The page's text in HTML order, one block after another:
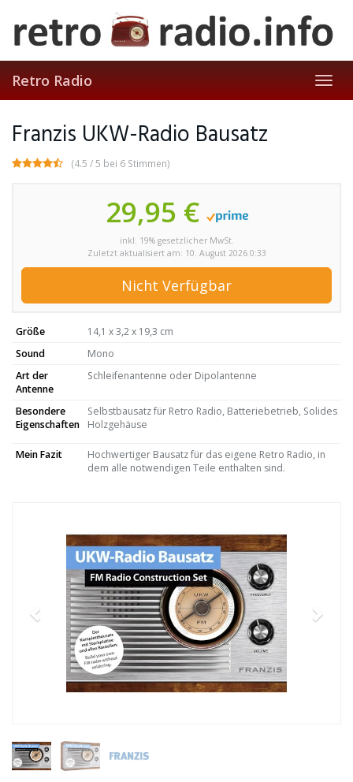
main
Retro Radio
Franzis UKW-Radio Bausatz
(4.5 / 5 bei 6 Stimmen)
29,95 €
inkl. 19% gesetzlicher MwSt.
Zuletzt aktualisiert am: 10. August 2026 0:33
Nicht Verfügbar
Größe
14,1 x 3,2 x 19,3 cm
Sound
Mono
Art der
Antenne
Schleifenantenne oder Dipolantenne
Besondere
Eigenschaften
Selbstbausatz für Retro Radio, Batteriebetrieb, Solides
Holzgehäuse
Mein Fazit
Hochwertiger Bausatz für das eigene Retro Radio, in
dem alle notwendigen Teile enthalten sind.